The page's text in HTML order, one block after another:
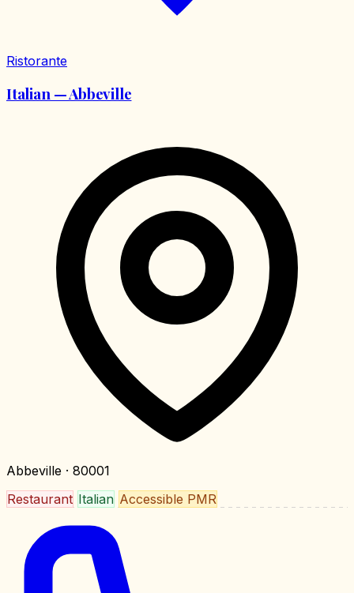
Ristorante
Italian — Abbeville
Abbeville · 80001
Restaurant Italian Accessible PMR